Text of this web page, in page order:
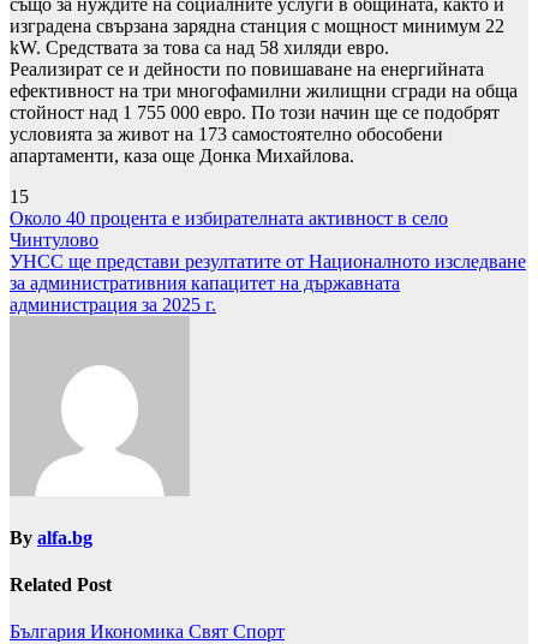
също за нуждите на социалните услуги в общината, както и
изградена свързана зарядна станция с мощност минимум 22
kW. Средствата за това са над 58 хиляди евро.
Реализират се и дейности по повишаване на енергийната
ефективност на три многофамилни жилищни сгради на обща
стойност над 1 755 000 евро. По този начин ще се подобрят
условията за живот на 173 самостоятелно обособени
апартаменти, каза още Донка Михайлова.
15
Навигация
Около 40 процента е избирателната активност в село
Чинтулово
УНСС ще представи резултатите от Националното изследване
за административния капацитет на държавната
администрация за 2025 г.
By alfa.bg
Related Post
България Икономика Свят Спорт